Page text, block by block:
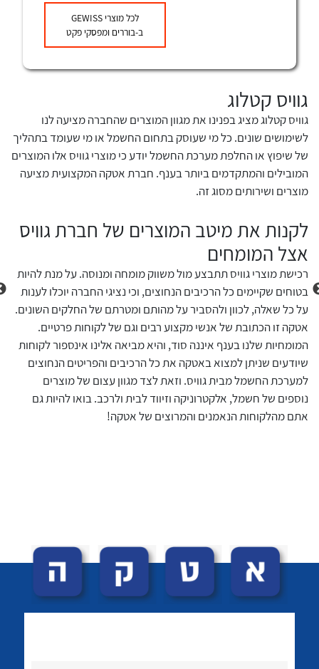
שאלות ותשובות
About Ateka Ltd.
צור קשר
לכל מוצרי היצרן
לכל מוצרי היצרן
לכל מוצרי היצרן
לכל מוצריGEWISS
ב-בוררים ומפסקי פקט
גוויס קטלוג
גוויס קטלוג מציג בפנינו את מגוון המוצרים שהחברה מציעה לנו
לשימושים שונים. כל מי שעוסק בתחום החשמל או מי שעומד בתהליך
של שיפוץ או החלפת מערכת החשמל יודע כי מוצרי גוויס אלו המוצרים
המובילים והמתקדמים ביותר בענף. חברת אטקה המקצועית מציעה
מוצרים ושירותים מסוג זה.
לקנות את מיטב המוצרים של חברת גוויס
אצל המומחים
רכישת מוצרי גוויס תתבצע מול משווק מומחה ומנוסה. על מנת להיות
בטוחים שקיימים כל הרכיבים הנחוצים, וכי נציגי החברה יוכלו לענות
על כל שאלה, לכוון ולהסביר על מהותם ומטרתם של החלקים השונים.
אטקה זו הכתובת של אנשי מקצוע רבים וגם של לקוחות פרטיים.
המומחיות שלנו בענף איננה סוד, והיא מביאה אלינו אינספור לקוחות
שיודעים שניתן למצוא באטקה את כל הרכיבים והפריטים הנחוצים
למערכת החשמל מבית גוויס. וזאת לצד מגוון עצום של מוצרים
נוספים של חשמל, אלקטרוניקה וזיווד לבית ולרכב. בואו להיות גם
אתם מהלקוחות הנאמנים והמרוצים של אטקה!